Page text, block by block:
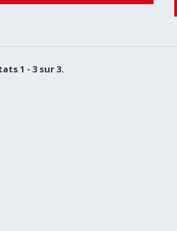
1 - 3 sur 3.